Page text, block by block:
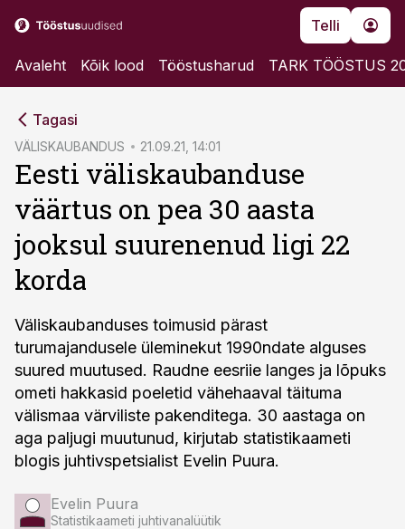
Telli
Avaleht Kõik lood Tööstusharud TARK TÖÖSTUS
Tagasi
VÄLISKAUBANDUS 21.09.21, 14:01
Eesti väliskaubanduse
väärtus on pea 30 aasta
jooksul suurenenud ligi 22
korda
Väliskaubanduses toimusid pärast
turumajandusele üleminekut 1990ndate alguses
suured muutused. Raudne eesriie langes ja lõpuks
ometi hakkasid poeletid vähehaaval täituma
välismaa värviliste pakenditega. 30 aastaga on
aga paljugi muutunud, kirjutab statistikaameti
blogis juhtivspetsialist Evelin Puura.
Evelin Puura
Statistikaameti juhtivanalüütik